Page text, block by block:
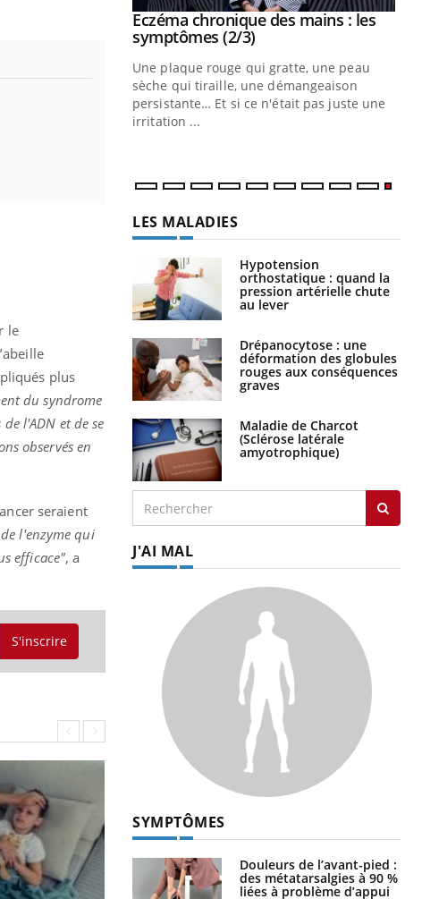
le
plus
du syndrome
l'ADN et de se
observés en
seraient
l'enzyme qui
efficace", a
S'inscrire
Youtube
Eczéma chronique des mains : les
symptômes (2/3)Youtube
Une plaque rouge qui gratte, une peau
sèche qui tiraille, une démangeaison
persistante… Et si ce n'était pas juste une
irritation ...
LES MALADIES
Hypotension
orthostatique : quand la
pression artérielle chute
au lever
Drépanocytose : une
déformation des globules
rouges aux conséquences
graves
Maladie de Charcot
(Sclérose latérale
amyotrophique)
J'AI MAL
SYMPTÔMES
Douleurs de l’avant-pied :
des métatarsalgies à 90 %
liées à problème d’appui